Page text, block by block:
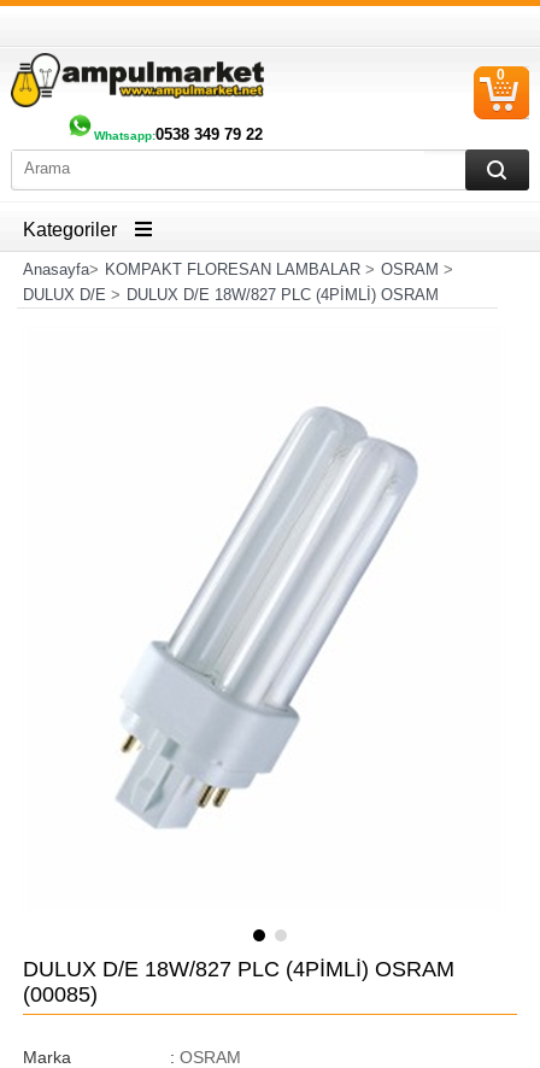
Whatsapp:0538 349 79 22
0
Kategoriler
Anasayfa> KOMPAKT FLORESAN LAMBALAR> OSRAM >
DULUX D/E > DULUX D/E 18W/827 PLC (4PİMLİ) OSRAM
DULUX D/E 18W/827 PLC (4PİMLİ) OSRAM
(00085)
Marka : OSRAM